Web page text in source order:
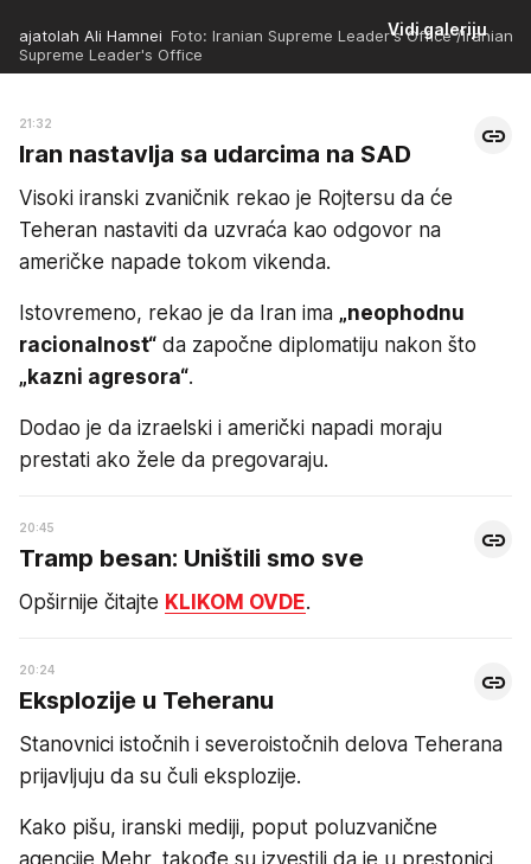
Vidi galeriju
ajatolah Ali Hamnei Foto: Iranian Supreme Leader's Office /Iranian
Supreme Leader's Office
21:32
Iran nastavlja sa udarcima na SAD
Visoki iranski zvaničnik rekao je Rojtersu da će
Teheran nastaviti da uzvraća kao odgovor na
američke napade tokom vikenda.
Istovremeno, rekao je da Iran ima „neophodnu
racionalnost“ da započne diplomatiju nakon što
„kazni agresora“.
Dodao je da izraelski i američki napadi moraju
prestati ako žele da pregovaraju.
20:45
Tramp besan: Uništili smo sve
Opširnije čitajte KLIKOM OVDE.
20:24
Eksplozije u Teheranu
Stanovnici istočnih i severoistočnih delova Teherana
prijavljuju da su čuli eksplozije.
Kako pišu, iranski mediji, poput poluzvanične